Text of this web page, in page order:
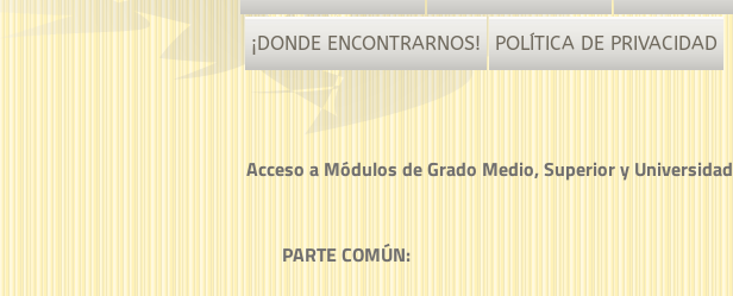
¡DONDE ENCONTRARNOS! POLÍTICA DE PRIVACIDAD
Acceso a Módulos de Grado Medio, Superior y Universidad
PARTE COMÚN: